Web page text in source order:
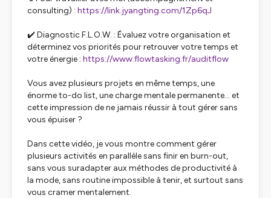
consulting) : https://link.jyangting.com/1Zp6qJ
✔️ Diagnostic F.L.O.W. : Évaluez votre organisation et
déterminez vos priorités pour retrouver votre temps et
votre énergie : https://www.flowtasking.fr/auditflow
Vous avez plusieurs projets en même temps, une
énorme to-do list, une charge mentale permanente… et
cette impression de ne jamais réussir à tout gérer sans
vous épuiser ?
Dans cette vidéo, je vous montre comment gérer
plusieurs activités en parallèle sans finir en burn-out,
sans vous suradapter aux méthodes de productivité à
la mode, sans routine impossible à tenir, et surtout sans
vous cramer mentalement.